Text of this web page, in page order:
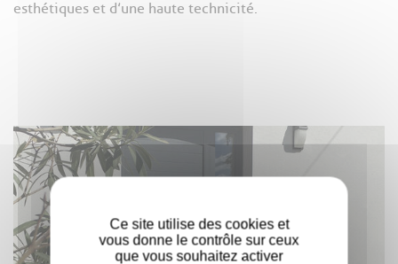
esthétiques et d’une haute technicité.
Ce site utilise des cookies et
vous donne le contrôle sur ceux
que vous souhaitez activer